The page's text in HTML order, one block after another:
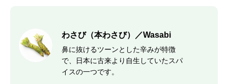
わさび（本わさび）／Wasabi
鼻に抜けるツーンとした辛みが特徴
で、日本に古来より自生していたスパ
イスの一つです。